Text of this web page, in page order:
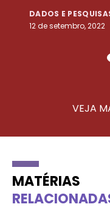
DADOS E
12 de setembro, 2022
VEJA
MATÉRIAS